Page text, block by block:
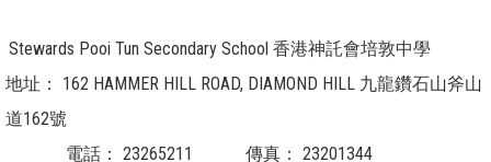
Stewards Pooi Tun Secondary School 香港神託會培敦中學
地址：
162 HAMMER HILL ROAD, DIAMOND HILL 九龍鑽石山斧山
道162號
電話： 23265211 傳真： 23201344